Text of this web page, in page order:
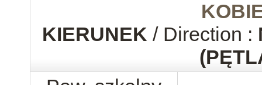
KIERUNEK / Direction :